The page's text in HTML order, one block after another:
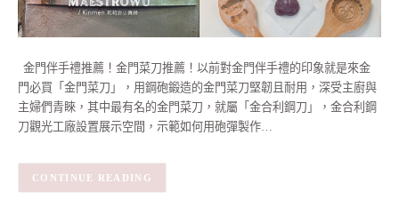
金門伴手禮推薦！金門菜刀推薦！以前對金門伴手禮的印象就是來金
門必買「金門菜刀」，用鋼砲鍛造的金門菜刀堅韌且耐用，深受主廚與
主婦們青睞，其中最有名的金門菜刀，就屬「金合利鋼刀」，金合利鋼
刀觀光工廠設置展示空間，示範如何用砲彈製作…
CONTINUE READING